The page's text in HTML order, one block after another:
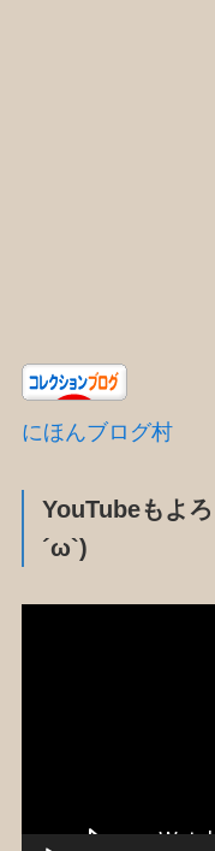
にほんブログ村
YouTubeもよ
´ω`)